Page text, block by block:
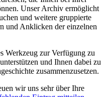
Unser Archiv ermöglicht
und weitere gruppierte
und Anklicken der einzelnen
Werkzeug zur Verfügung zu
und Ihnen dabei zu
zusammenzusetzen.
wir uns sehr über Ihre